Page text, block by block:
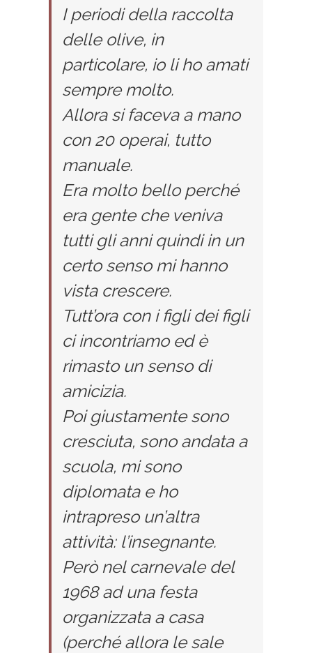
I periodi della raccolta
delle olive, in
particolare, io li ho amati
sempre molto.
Allora si faceva a mano
con 20 operai, tutto
manuale.
Era molto bello perché
era gente che veniva
tutti gli anni quindi in un
certo senso mi hanno
vista crescere.
Tutt’ora con i figli dei figli
ci incontriamo ed è
rimasto un senso di
amicizia.
Poi giustamente sono
cresciuta, sono andata a
scuola, mi sono
diplomata e ho
intrapreso un’altra
attività: l’insegnante.
Però nel carnevale del
1968 ad una festa
organizzata a casa
(perché allora le sale